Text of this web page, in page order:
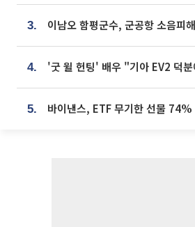
3. 이남오 함평군수, 군공항 소음피
4.
5.